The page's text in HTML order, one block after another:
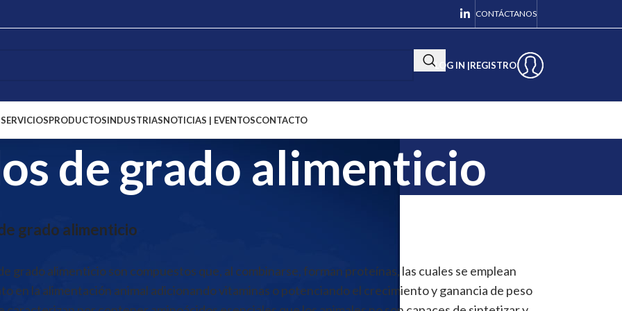
CONTÁCTANOS
LOG IN |REGISTRO
SERVICIOSPRODUCTOSINDUSTRIASNOTICIAS | EVENTOSCONTACTO
de grado alimenticio
grado alimenticio
grado alimenticio son compuestos que, al combinarse, forman proteínas, las cuales se emplean
en la alimentación animal adicionando vitaminas o potenciando el crecimiento y ganancia de peso